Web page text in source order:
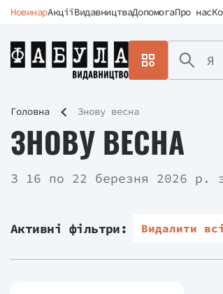
НовинарАкціїВидавництваДопомогаПро нас
Головна Знову весна
ЗНОВУ ВЕСНА
З 16 по 22 березня 2026 р.
Активні фільтри: Видалити всі